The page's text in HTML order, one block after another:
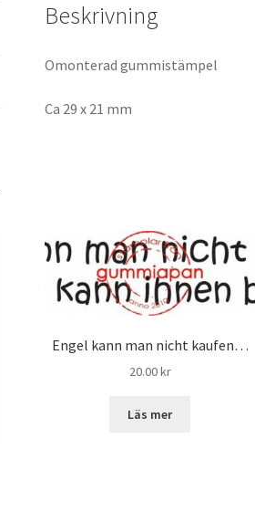
Beskrivning
Omonterad gummistämpel
Ca 29 x 21 mm
Engel kann man nicht kaufen…
20.00kr
Läs mer